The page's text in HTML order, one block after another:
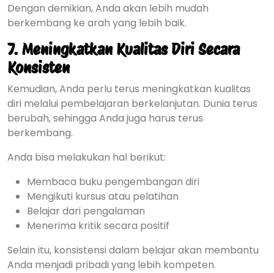
Dengan demikian, Anda akan lebih mudah
berkembang ke arah yang lebih baik.
7. Meningkatkan Kualitas Diri Secara
Konsisten
Kemudian, Anda perlu terus meningkatkan kualitas
diri melalui pembelajaran berkelanjutan. Dunia terus
berubah, sehingga Anda juga harus terus
berkembang.
Anda bisa melakukan hal berikut:
Membaca buku pengembangan diri
Mengikuti kursus atau pelatihan
Belajar dari pengalaman
Menerima kritik secara positif
Selain itu, konsistensi dalam belajar akan membantu
Anda menjadi pribadi yang lebih kompeten.